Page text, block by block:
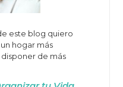
este blog quiero
hogar más
de más